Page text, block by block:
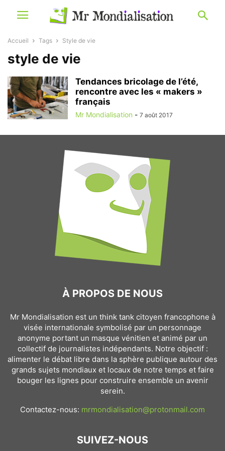
Accueil Tags Style de vie
style de vie
Tendances bricolage de l’été,
rencontre avec les « makers »
français
Mr Mondialisation - 7 août 2017
À PROPOS DE NOUS
Mr Mondialisation est un think tank citoyen francophone à
visée internationale symbolisé par un personnage
anonyme portant un masque vénitien et animé par un
collectif de journalistes indépendants. Notre objectif :
alimenter le débat libre dans la sphère publique autour des
grands sujets mondiaux et locaux de notre temps et faire
bouger les lignes pour construire ensemble un avenir
serein.
Contactez-nous: mrmondialisation@protonmail.com
SUIVEZ-NOUS